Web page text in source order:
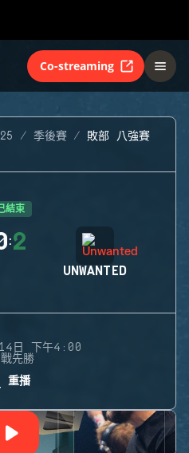
Co-streaming
季後賽 敗部 八強賽
結束
:2
UNWANTED
日 下午4:00
先勝
重播